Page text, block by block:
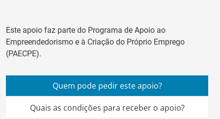
Este apoio faz parte do Programa de Apoio ao
Empreendedorismo e à Criação do Próprio Emprego
(PAECPE).
Quem pode pedir este apoio?
Quais as condições para receber o apoio?